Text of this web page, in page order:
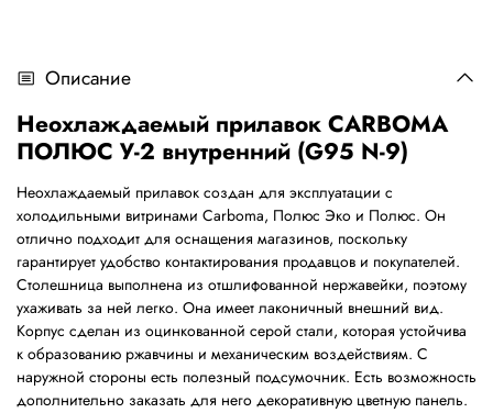
Описание
Неохлаждаемый прилавок CARBOMA
ПОЛЮС У-2 внутренний (G95 N-9)
Неохлаждаемый прилавок создан для эксплуатации с
холодильными витринами Carboma, Полюс Эко и Полюс. Он
отлично подходит для оснащения магазинов, поскольку
гарантирует удобство контактирования продавцов и покупателей.
Столешница выполнена из отшлифованной нержавейки, поэтому
ухаживать за ней легко. Она имеет лаконичный внешний вид.
Корпус сделан из оцинкованной серой стали, которая устойчива
к образованию ржавчины и механическим воздействиям. С
наружной стороны есть полезный подсумочник. Есть возможность
дополнительно заказать для него декоративную цветную панель.